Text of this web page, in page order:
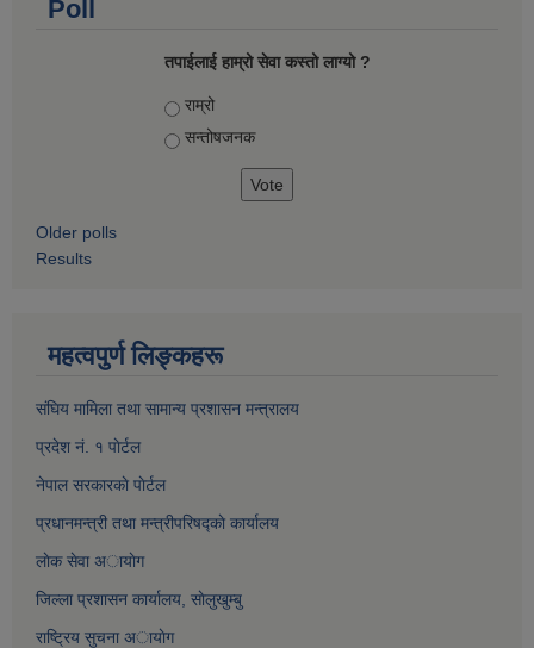
Poll
तपाईलाई हाम्रो सेवा कस्तो लाग्यो ?
Choices
राम्रो
सन्तोषज‍नक
Older polls
Results
महत्वपुर्ण लिङ्कहरू
संघिय मामिला तथा सामान्य प्रशासन मन्त्रालय
प्रदेश नं. १ पाेर्टल
नेपाल सरकारकाे पाेर्टल
प्रधानमन्त्री तथा मन्त्रीपरिषद्काे कार्यालय
लाेक सेवा अायाेग
जिल्ला प्रशासन कार्यालय, साेलुखुम्बु
राष्ट्रिय सुचना अायाेग